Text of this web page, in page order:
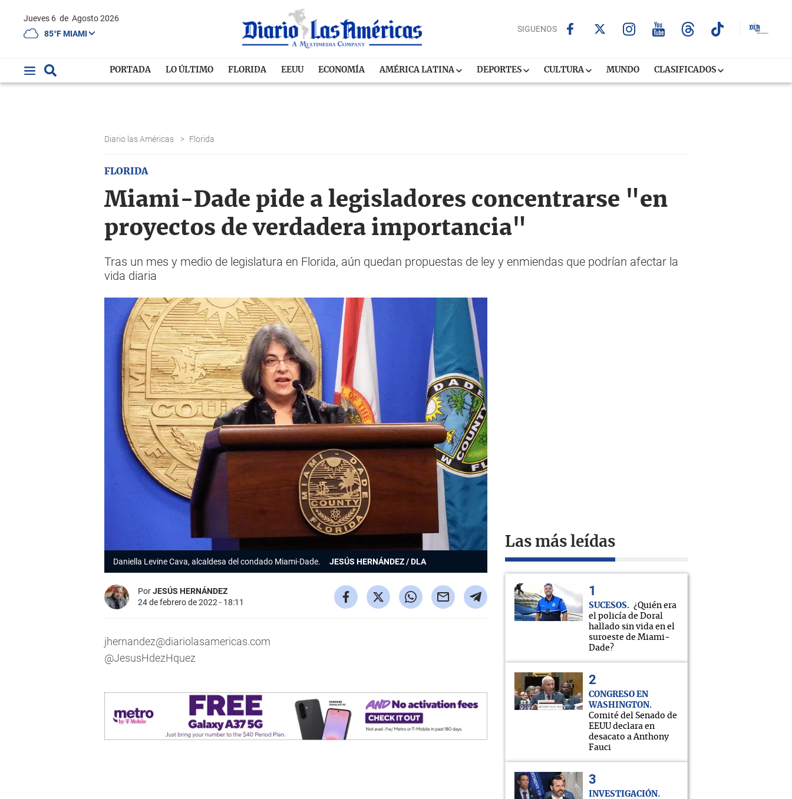
Jueves 6 de Agosto 2026
85°F MIAMI
SIGUENOS
PORTADA LO ÚLTIMO FLORIDA EEUU ECONOMÍA AMÉRICA LATINA DEPORTES CULTURA MUNDO CLASIFICADOS
Diario las Américas > Florida
FLORIDA
Miami-Dade pide a legisladores concentrarse "en
proyectos de verdadera importancia"
Tras un mes y medio de legislatura en Florida, aún quedan propuestas de ley y enmiendas que podrían afectar la
vida diaria
Daniella Levine Cava, alcaldesa del condado Miami-Dade. JESÚS HERNÁNDEZ / DLA
PorJESÚS HERNÁNDEZ
24 de febrero de 2022 - 18:11
jhernandez@diariolasamericas.com
@JesusHdezHquez
Las más leídas
SUCESOS
¿Quién era
el policía de Doral
hallado sin vida en el
suroeste de Miami-
Dade?
CONGRESO EN
WASHINGTON
Comité del Senado de
EEUU declara en
desacato a Anthony
Fauci
INVESTIGACIÓN